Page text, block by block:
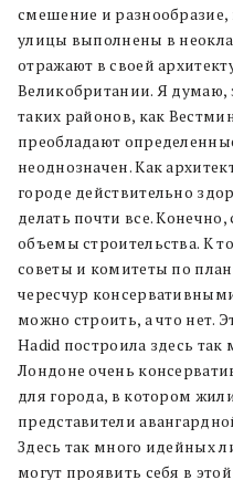
смешение и разнообразие,
улицы выполнены в
отражают в своей
Великобритании. Я думаю,
таких районов, как
преобладают
неоднозначен. Как
городе действительно
делать почти все.
объемы строительства. К
советы и комитеты по
чересчур
можно строить, а что нет.
Hadid построила здесь
Лондоне очень
для города, в котором
представители
Здесь так много идейных
могут проявить себя в